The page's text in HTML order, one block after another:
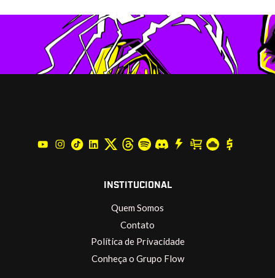
INSTITUCIONAL
Quem Somos
Contato
Política de Privacidade
Conheça o Grupo Flow